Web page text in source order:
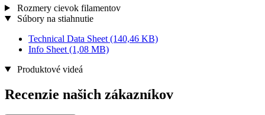
Rozmery cievok filamentov
Súbory na stiahnutie
Technical Data Sheet (140,46 KB)
Info Sheet (1,08 MB)
Produktové videá
Recenzie našich zákazníkov